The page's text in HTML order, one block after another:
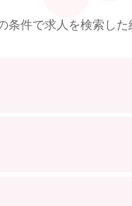
条件で求人を検索した